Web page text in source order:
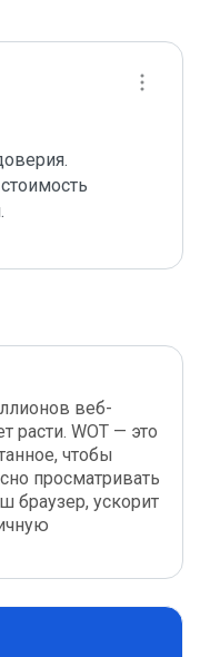
веб-
расти. WOT — это
чтобы
просматривать
браузер, ускорит